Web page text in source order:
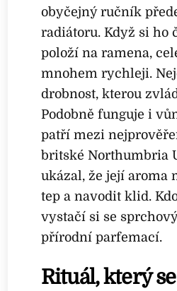
obyčejný ručník
radiátoru. Když si ho
položí na ramena,
mnohem rychleji.
drobnost, kterou
Podobně funguje i
patří mezi
britské Northumbria
ukázal, že její aroma
tep a navodit klid.
vystačí si se
přírodní parfemací.
Rituál, který